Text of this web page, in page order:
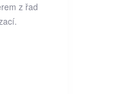
z řad